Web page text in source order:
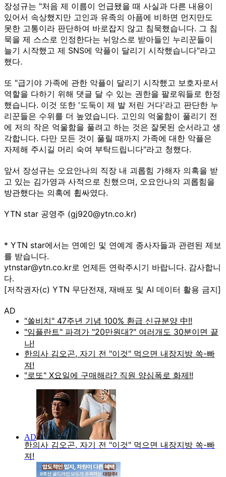
장성규는 "처음 제 이름이 언급됐을 때 사실과 다른 내용이
있어서 속상했지만 고인과 유족의 아픔에 비하면 먼지만도
못한 고통이라 판단하여 바로잡지 않고 침묵했습니다. 그 침
묵을 제 스스로 인정한다는 뉘앙스로 받아들인 누리꾼들이
늘기 시작했고 제 SNS에 악플이 달리기 시작했습니다"라고
했다.
또 "급기야 가족에 관한 악플이 달리기 시작했고 보호자로서
역할을 다하기 위해 댓글 달 수 있는 권한을 팔로워들로 한정
했습니다. 이것 또한 '도둑이 제 발 저린 거다'라고 판단한 누
리꾼들은 수위를 더 높였습니다. 고인의 억울함이 풀리기 전
에 저의 작은 억울함을 풀려고 하는 것은 잘못된 순서라고 생
각합니다. 다만 모든 것이 풀릴 때까지 가족에 대한 악플은
자제해 주시길 머리 숙여 부탁드립니다"라고 청했다.
앞서 장성규는 오요안나의 직장 내 괴롭힘 가해자 의혹을 받
고 있는 김가영과 사적으로 친했으며, 오요안나의 괴롭힘을
방관했다는 의혹에 휩싸였다.
YTN star 공영주 (gj920@ytn.co.kr)
* YTN star에서는 연예인 및 연예계 종사자들과 관련된 제보
를 받습니다.
ytnstar@ytn.co.kr로 언제든 연락주시기 바랍니다. 감사합니
다.
[저작권자(c) YTN 무단전재, 재배포 및 AI 데이터 활용 금지]
AD